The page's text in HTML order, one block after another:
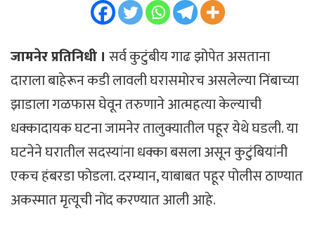
जामनेर प्रतिनिधी । सर्व कुटुंबीय गाढ झोपेत असताना
दाराला बाहेरून कडी लावली घरासमोरच असलेल्या निंबाच्या
झाडाला गळफास घेवून तरुणाने आत्महत्या केल्याची
धक्कादायक घटना जामनेर तालुक्यातील पहूर येथे घडली. या
घटनेने घरातील सदस्यांना धक्का बसला असून कुटुंबियांनी
एकच हंबरडा फोडला. दरम्यान, याबाबत पहूर पोलीस ठाण्यात
अकस्मात मृत्यूची नोंद करण्यात आली आहे.